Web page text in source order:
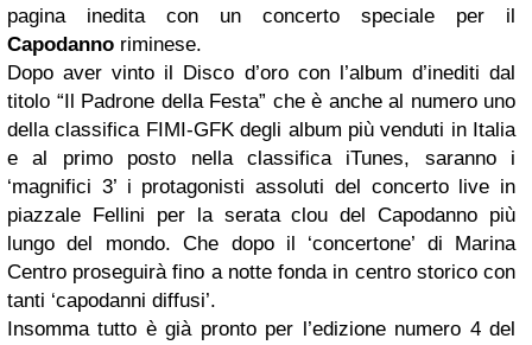
pagina inedita con un concerto speciale per il
Capodanno riminese.
Dopo aver vinto il Disco d’oro con l’album d’inediti dal
titolo “Il Padrone della Festa” che è anche al numero uno
della classifica FIMI-GFK degli album più venduti in Italia
e al primo posto nella classifica iTunes, saranno i
‘magnifici 3’ i protagonisti assoluti del concerto live in
piazzale Fellini per la serata clou del Capodanno più
lungo del mondo. Che dopo il ‘concertone’ di Marina
Centro proseguirà fino a notte fonda in centro storico con
tanti ‘capodanni diffusi’.
Insomma tutto è già pronto per l’edizione numero 4 del